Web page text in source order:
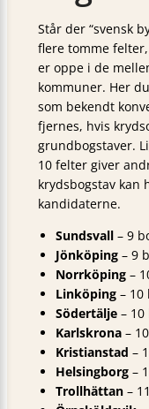
Står der “svensk
flere tomme
er oppe i de
kommuner. Her
som bekendt
fjernes, hvis
grundbogstaver.
10 felter giver
krydsbogstav
kandidaterne.
Sundsvall – 9
Jönköping – 9
Norrköping –
Linköping – 10
Södertälje – 10
Karlskrona –
Kristianstad –
Helsingborg –
Trollhättan –